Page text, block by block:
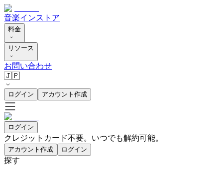
音楽インストア
料金
リソース
お問い合わせ
🇯🇵
ログイン アカウント作成
ログイン
クレジットカード不要。いつでも解約可能。
アカウント作成 ログイン
探す